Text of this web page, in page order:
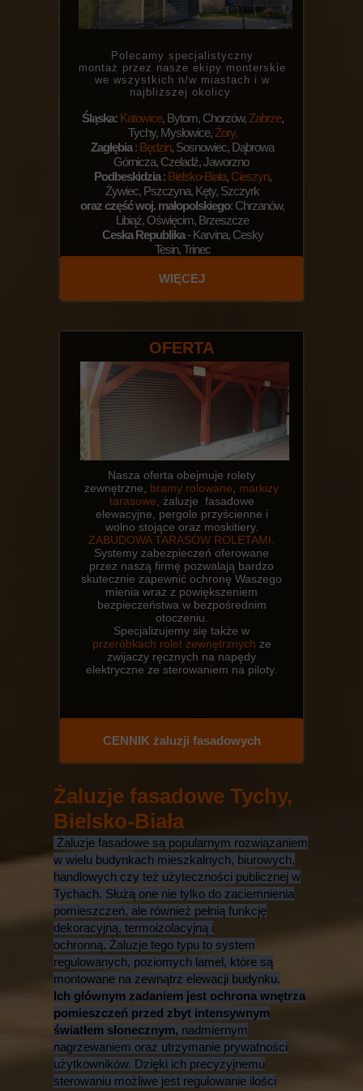
Żaluzje fasadowe Tychy,
Bielsko-Biała
Żaluzje fasadowe są popularnym rozwiązaniem
w wielu budynkach mieszkalnych, biurowych,
handlowych czy też użyteczności publicznej w
Tychach. Służą one nie tylko do zaciemnienia
pomieszczeń, ale również pełnią funkcję
dekoracyjną, termoizolacyjną i
ochronną. Żaluzje tego typu to system
regulowanych, poziomych lamel, które są
montowane na zewnątrz elewacji budynku.
Ich głównym zadaniem jest ochrona wnętrza
pomieszczeń przed zbyt intensywnym
światłem słonecznym, nadmiernym
nagrzewaniem oraz utrzymanie prywatności
użytkowników. Dzięki ich precyzyjnemu
sterowaniu możliwe jest regulowanie ilości
WIĘCEJ
Polecamy specjalistyczny
montaż przez nasze ekipy monterskie
we wszystkich n/w miastach i w
najbliższej okolicy
Śląska: Katowice, Bytom, Chorzów, Zabrze,
Tychy, Mysłowice, Żory,
Zagłębia: Będzin, Sosnowiec, Dąbrowa
Górnicza, Czeladź, Jaworzno
Podbeskidzia: Bielsko-Biała, Cieszyn,
Żywiec, Pszczyna, Kęty, Szczyrk
oraz część woj. małopolskiego: Chrzanów,
Libiąż, Oświęcim, Brzeszcze
Ceska Republika- Karvina, Cesky
Tesin, Trinec
OFERTA
Nasza oferta obejmuje rolety
zewnętrzne, bramy rolowane
markizy
tarasowe , żaluzje fasadowe
elewacyjne, pergole przyścienne i
wolno stojące oraz moskitiery.
ZABUDOWA TARASÓW ROLETAMI.
Systemy zabezpieczeń oferowane
przez naszą firmę pozwalają bardzo
skutecznie zapewnić ochronę Waszego
mienia wraz z powiększeniem
bezpieczeństwa w bezpośrednim
otoczeniu.
Specjalizujemy się także w
przeróbkach rolet zewnętrznych ze
zwijaczy ręcznych na napędy
elektryczne ze sterowaniem na piloty.
CENNIK żaluzji fasadowych